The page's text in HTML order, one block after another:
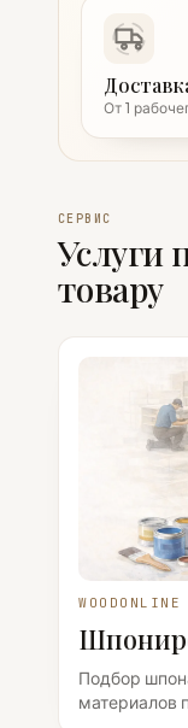
От 1
СЕРВИС
Услуги
товару
Подбор
материалов